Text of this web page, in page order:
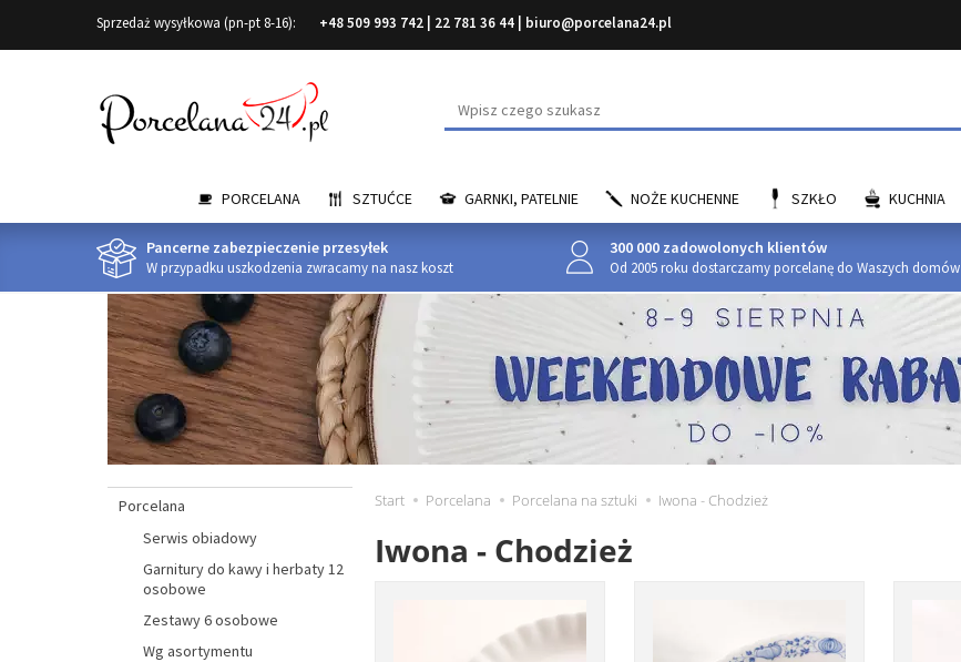
Sprzedaż wysyłkowa (pn-pt 8-16): +48 509 993 742 22 781 36 44 biuro@porcelana24.pl
Wyszukaj
PORCELANA SZTUĆCE GARNKI, PATELNIE NOŻE KUCHENNE SZKŁO KUCHNIA
Pancerne zabezpieczenie przesyłek
W przypadku uszkodzenia zwracamy na nasz koszt
300 000 zadowolonych klientów
Od 2005 roku dostarczamy porcelanę do Waszych domów
Start Porcelana Porcelana na sztuki Iwona - Chodzież
Iwona - Chodzież
Porcelana
Serwis obiadowy
Garnitury do kawy i herbaty 12
osobowe
Zestawy 6 osobowe
Wg asortymentu